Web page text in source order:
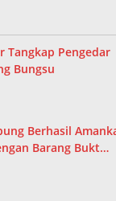
Tangkap Pengedar
Bungsu
Berhasil
Barang Bukt…